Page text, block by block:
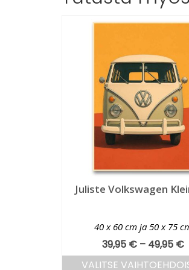
Juliste Volkswagen
40 x 60 cm ja 50 x 75
39,95 € – 49,95 €
VALITSE